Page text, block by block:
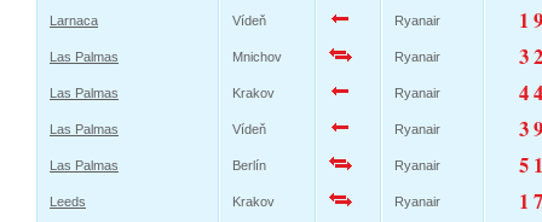
Larnaca Vídeň Ryanair 1
Las Palmas Mnichov Ryanair 3
Las Palmas Krakov Ryanair 4
Las Palmas Vídeň Ryanair 3
Las Palmas Berlín Ryanair 5
Leeds Krakov Ryanair 1